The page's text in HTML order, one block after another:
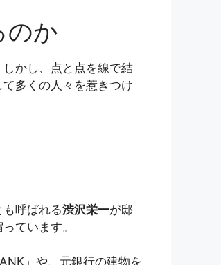
のか
かし、点と点を線で結
多くの人々を惹きつけ
呼ばれる渋沢栄一が邸
ています。
」や、元銀行の建物を